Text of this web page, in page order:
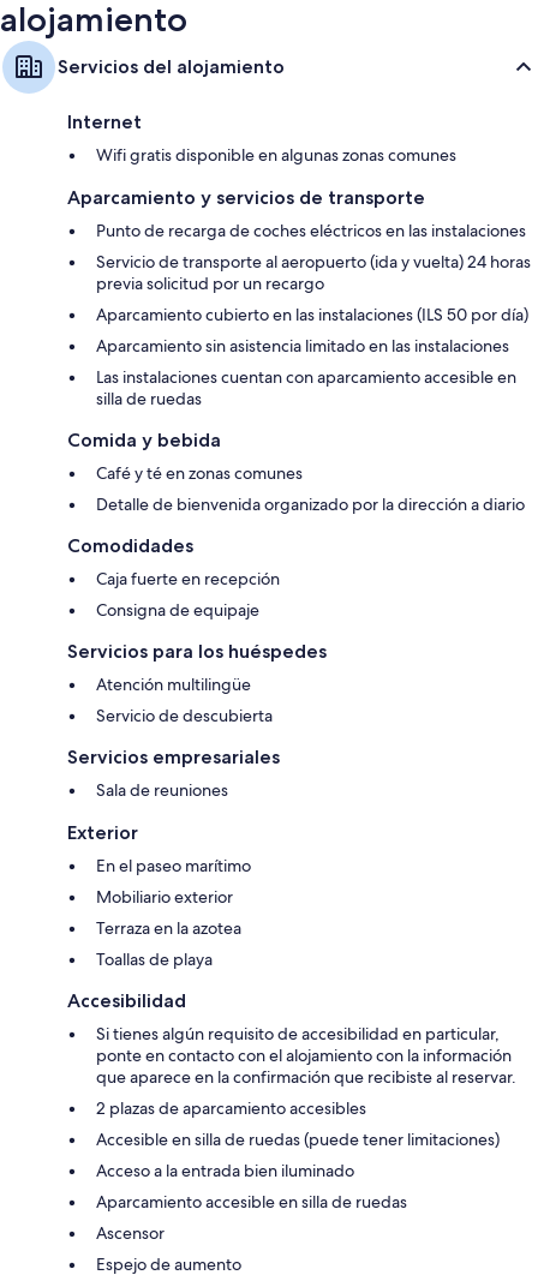
alojamiento
Servicios del alojamiento
Internet
Wifi gratis disponible en algunas zonas comunes
Aparcamiento y servicios de transporte
Punto de recarga de coches eléctricos en las instalaciones
Servicio de transporte al aeropuerto (ida y vuelta) 24 horas
previa solicitud por un recargo
Aparcamiento cubierto en las instalaciones (ILS 50 por día)
Aparcamiento sin asistencia limitado en las instalaciones
Las instalaciones cuentan con aparcamiento accesible en
silla de ruedas
Comida y bebida
Café y té en zonas comunes
Detalle de bienvenida organizado por la dirección a diario
Comodidades
Caja fuerte en recepción
Consigna de equipaje
Servicios para los huéspedes
Atención multilingüe
Servicio de descubierta
Servicios empresariales
Sala de reuniones
Exterior
En el paseo marítimo
Mobiliario exterior
Terraza en la azotea
Toallas de playa
Accesibilidad
Si tienes algún requisito de accesibilidad en particular,
ponte en contacto con el alojamiento con la información
que aparece en la confirmación que recibiste al reservar.
2 plazas de aparcamiento accesibles
Accesible en silla de ruedas (puede tener limitaciones)
Acceso a la entrada bien iluminado
Aparcamiento accesible en silla de ruedas
Ascensor
Espejo de aumento